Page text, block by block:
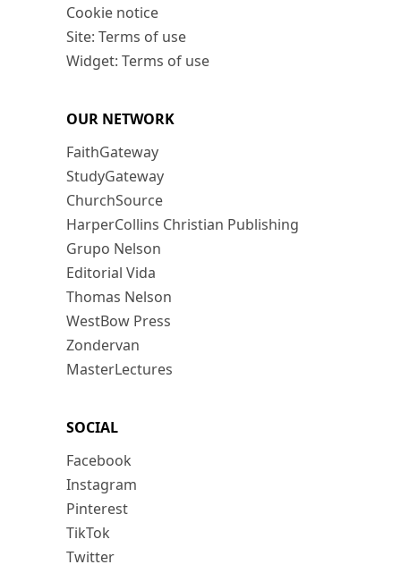
Cookie notice
Site: Terms of use
Widget: Terms of use
OUR NETWORK
FaithGateway
StudyGateway
ChurchSource
HarperCollins Christian Publishing
Grupo Nelson
Editorial Vida
Thomas Nelson
WestBow Press
Zondervan
MasterLectures
SOCIAL
Facebook
Instagram
Pinterest
TikTok
Twitter